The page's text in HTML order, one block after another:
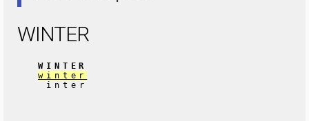
WINTER
WINTER
winter
inter